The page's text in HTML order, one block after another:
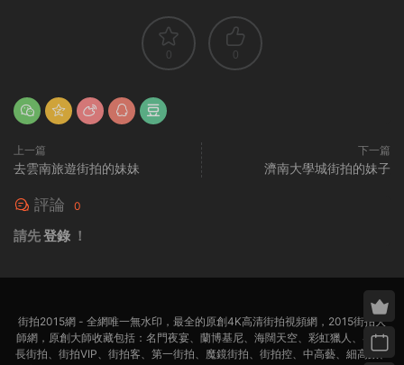
0 0
上一篇
去雲南旅遊街拍的妹妹
下一篇
濟南大學城街拍的妹子
評論 0
請先登錄 ！
街拍2015網 - 全網唯一無水印，最全的原創4K高清街拍視頻網，2015街拍大
師網，原創大師收藏包括：名門夜宴、蘭博基尼、海闊天空、彩虹獵人、4K超
長街拍、街拍VIP、街拍客、第一街拍、魔鏡街拍、街拍控、中高藝、細高跟、